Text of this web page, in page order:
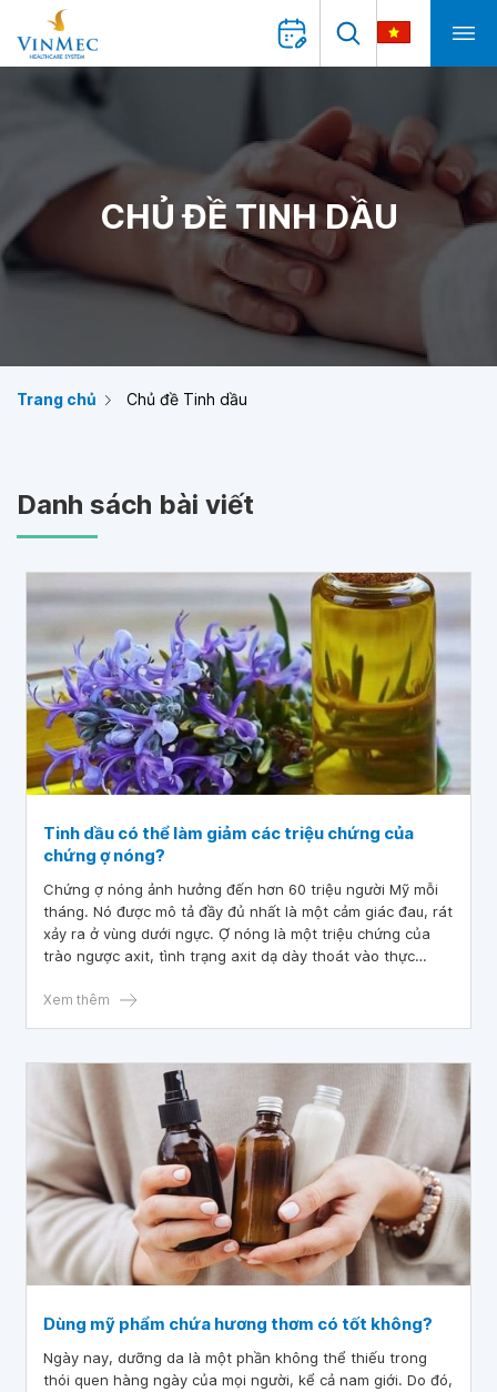
CHỦ ĐỀ TINH DẦU
Trang chủ Chủ đề Tinh dầu
Danh sách bài viết
Tinh dầu có thể làm giảm các triệu chứng của
chứng ợ nóng?
Chứng ợ nóng ảnh hưởng đến hơn 60 triệu người Mỹ mỗi
tháng. Nó được mô tả đầy đủ nhất là một cảm giác đau, rát
xảy ra ở vùng dưới ngực. Ợ nóng là một triệu chứng của
trào ngược axit, tình trạng axit dạ dày thoát vào thực
Xem thêm
Dùng mỹ phẩm chứa hương thơm có tốt không?
Ngày nay, dưỡng da là một phần không thể thiếu trong
thói quen hàng ngày của mọi người, kể cả nam giới. Do đó,